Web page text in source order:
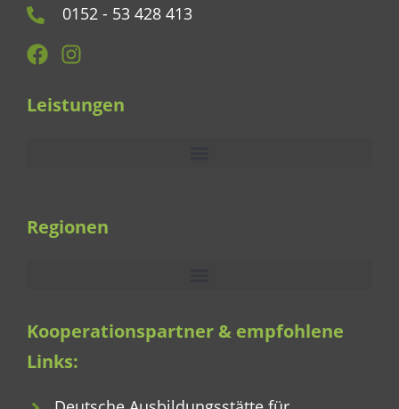
0152 - 53 428 413
Leistungen
Regionen
Kooperationspartner & empfohlene
Links: